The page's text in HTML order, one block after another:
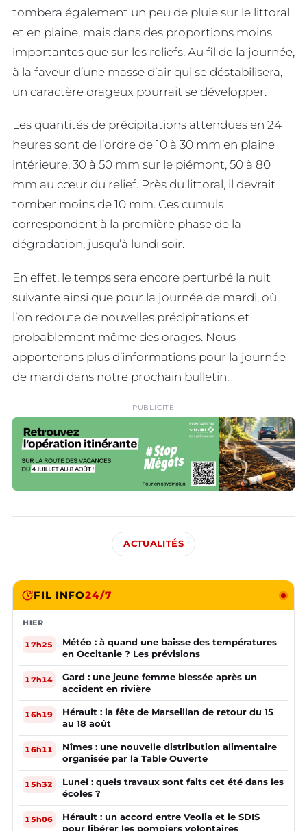
tombera également un peu de pluie sur le littoral
et en plaine, mais dans des proportions moins
importantes que sur les reliefs. Au fil de la journée,
à la faveur d’une masse d’air qui se déstabilisera,
un caractère orageux pourrait se développer.
Les quantités de précipitations attendues en 24
heures sont de l’ordre de 10 à 30 mm en plaine
intérieure, 30 à 50 mm sur le piémont, 50 à 80
mm au cœur du relief. Près du littoral, il devrait
tomber moins de 10 mm. Ces cumuls
correspondent à la première phase de la
dégradation, jusqu’à lundi soir.
En effet, le temps sera encore perturbé la nuit
suivante ainsi que pour la journée de mardi, où
l’on redoute de nouvelles précipitations et
probablement même des orages. Nous
apporterons plus d’informations pour la journée
de mardi dans notre prochain bulletin.
PUBLICITÉ
ACTUALITÉS
FIL INFO24/7
HIER
17h25
Météo : à quand une baisse des températures
en Occitanie ? Les prévisions
17h14
Gard : une jeune femme blessée après un
accident en rivière
16h19
Hérault : la fête de Marseillan de retour du 15
au 18 août
16h11
Nîmes : une nouvelle distribution alimentaire
organisée par la Table Ouverte
15h32
Lunel : quels travaux sont faits cet été dans les
écoles ?
15h06
Hérault : un accord entre Veolia et le SDIS
pour libérer les pompiers volontaires